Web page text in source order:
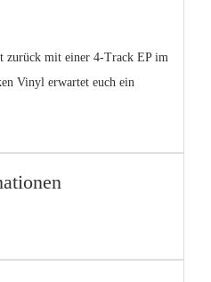
zurück mit einer 4-Track EP im
Vinyl erwartet euch ein